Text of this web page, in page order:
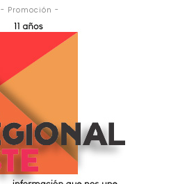
- Promoción -